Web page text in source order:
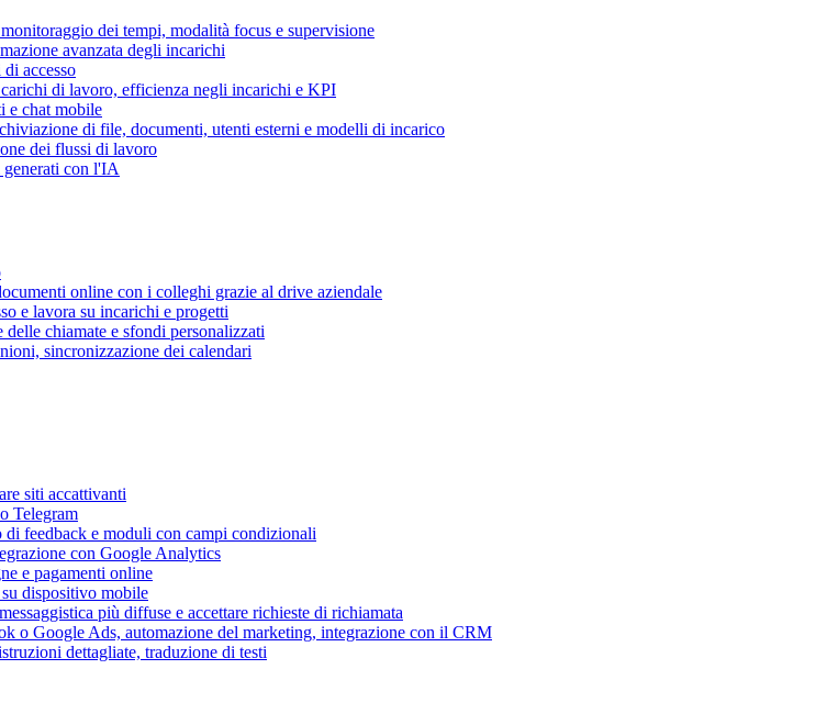
dei tempi, modalità focus e supervisione
avanzata degli incarichi
accesso
di lavoro, efficienza negli incarichi e KPI
e chat mobile
di file, documenti, utenti esterni e modelli di incarico
dei flussi di lavoro
con l'IA
online con i colleghi grazie al drive aziendale
e lavora su incarichi e progetti
chiamate e sfondi personalizzati
sincronizzazione dei calendari
siti accattivanti
Telegram
feedback e moduli con campi condizionali
con Google Analytics
e pagamenti online
dispositivo mobile
più diffuse e accettare richieste di richiamata
o Google Ads, automazione del marketing, integrazione con il CRM
dettagliate, traduzione di testi